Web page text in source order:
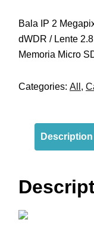
Bala IP 2
dWDR / Lente
Memoria Micro
Categories: All ,
Description